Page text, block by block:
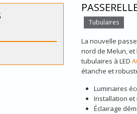
Tubulaires
La nouvelle
nord de Melun, et
tubulaires à LED
étanche et
Luminaires
Installation et
Éclairage